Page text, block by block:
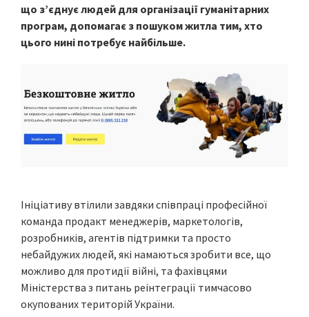
що з’єднує людей для організації гуманітарних
програм, допомагає з пошуком житла тим, хто
цього нині потребує найбільше.
Ініціативу втілили завдяки співпраці професійної
команда продакт менеджерів, маркетологів,
розробників, агентів підтримки та просто
небайдужих людей, які намаються зробити все, що
можливо для протидії війні, та фахівцями
Міністерства з питань реінтеграції тимчасово
окупованих територій України.